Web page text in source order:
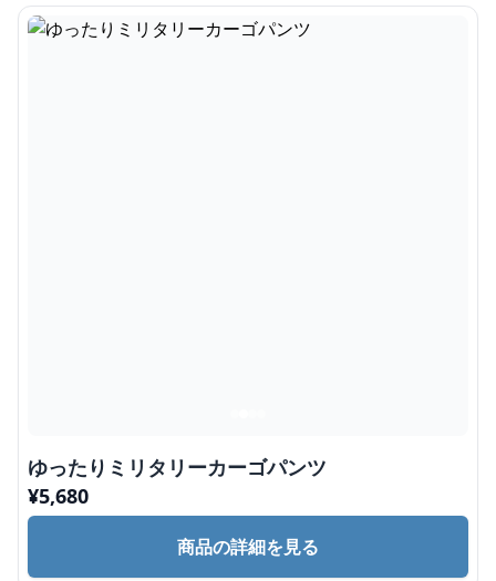
ゆったりミリタリーカーゴパンツ
¥5,680
商品の詳細を見る